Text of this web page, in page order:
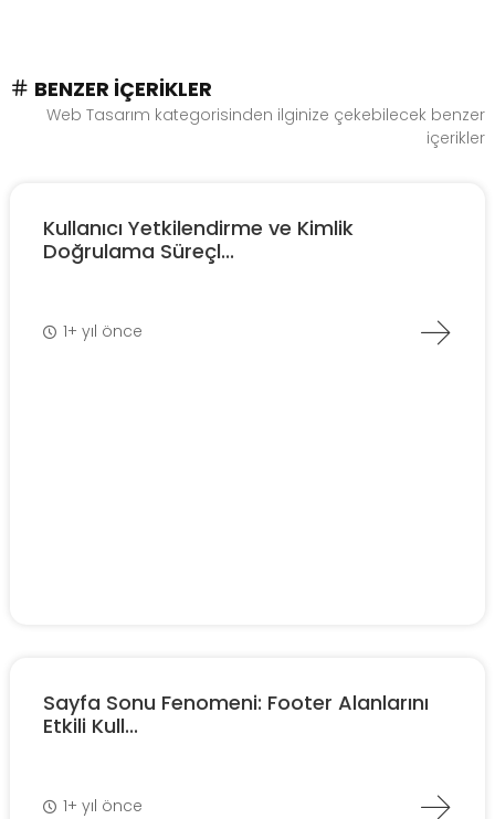
BENZER İÇERIKLER
Web Tasarım kategorisinden ilginize çekebilecek benzer
içerikler
Kullanıcı Yetkilendirme ve Kimlik
Doğrulama Süreçl...
1+ yıl önce
Sayfa Sonu Fenomeni: Footer Alanlarını
Etkili Kull...
1+ yıl önce